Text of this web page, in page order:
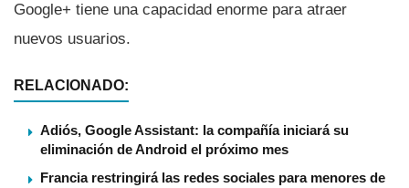
Google+ tiene una capacidad enorme para atraer
nuevos usuarios.
RELACIONADO:
Adiós, Google Assistant: la compañía iniciará su
eliminación de Android el próximo mes
Francia restringirá las redes sociales para menores de